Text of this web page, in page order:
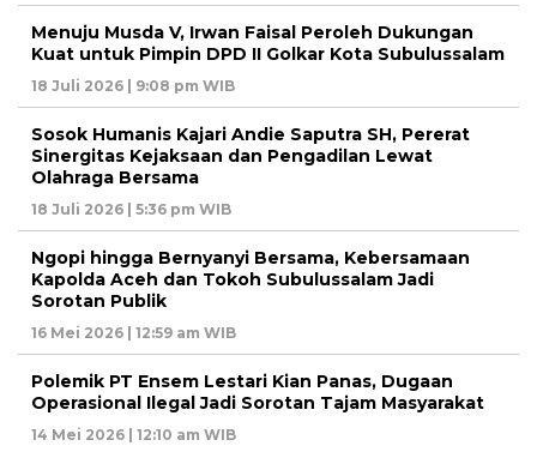
Menuju Musda V, Irwan Faisal Peroleh Dukungan
Kuat untuk Pimpin DPD II Golkar Kota Subulussalam
18 Juli 2026 | 9:08 pm WIB
Sosok Humanis Kajari Andie Saputra SH, Pererat
Sinergitas Kejaksaan dan Pengadilan Lewat
Olahraga Bersama
18 Juli 2026 | 5:36 pm WIB
Ngopi hingga Bernyanyi Bersama, Kebersamaan
Kapolda Aceh dan Tokoh Subulussalam Jadi
Sorotan Publik
16 Mei 2026 | 12:59 am WIB
Polemik PT Ensem Lestari Kian Panas, Dugaan
Operasional Ilegal Jadi Sorotan Tajam Masyarakat
14 Mei 2026 | 12:10 am WIB